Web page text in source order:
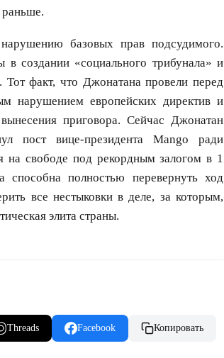
раньше.
базовых прав подсудимого.
в создании «социального трибунала» и
факт, что Джонатана провели перед
нарушением европейских директив и
приговора. Сейчас Джонатан
пост вице-президента Mango ради
на свободе под рекордным залогом в 1
способна полностью перевернуть ход
все нестыковки в деле, за которым,
элита страны.
Threads Facebook Копировать